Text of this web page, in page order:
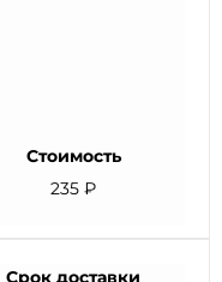
Стоимость
235 ₽
Срок доставки